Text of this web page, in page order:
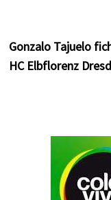
Gonzalo Tajuelo
HC Elbflorenz